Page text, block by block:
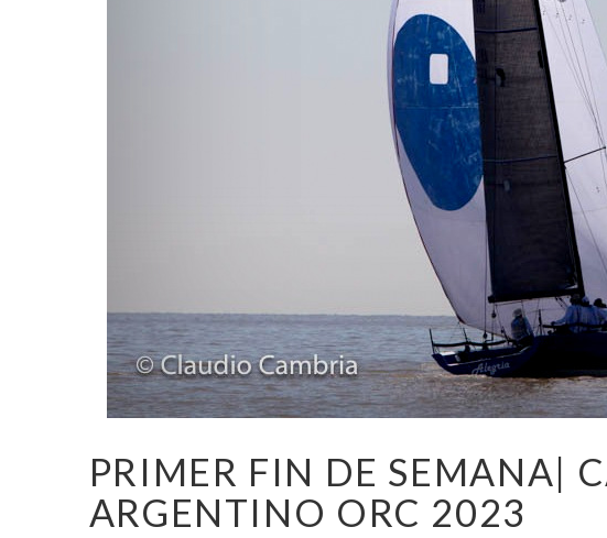
PRIMER FIN DE SEMANA|
ARGENTINO ORC 2023